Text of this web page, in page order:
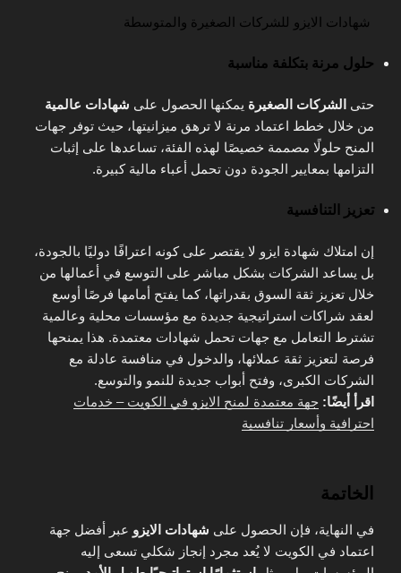
شهادات الايزو للشركات الصغيرة والمتوسطة
حلول مرنة بتكلفة مناسبة
حتى الشركات الصغيرة يمكنها الحصول على شهادات عالمية
من خلال خطط اعتماد مرنة لا ترهق ميزانيتها، حيث توفر جهات
المنح حلولًا مصممة خصيصًا لهذه الفئة، تساعدها على إثبات
التزامها بمعايير الجودة دون تحمل أعباء مالية كبيرة.
تعزيز التنافسية
إن امتلاك شهادة ايزو لا يقتصر على كونه اعترافًا دوليًا بالجودة،
بل يساعد الشركات بشكل مباشر على التوسع في أعمالها من
خلال تعزيز ثقة السوق بقدراتها، كما يفتح أمامها فرصًا أوسع
لعقد شراكات استراتيجية جديدة مع مؤسسات محلية وعالمية
تشترط التعامل مع جهات تحمل شهادات معتمدة. هذا يمنحها
فرصة لتعزيز ثقة عملائها، والدخول في منافسة عادلة مع
الشركات الكبرى، وفتح أبواب جديدة للنمو والتوسع.
اقرأ أيضًا: جهة معتمدة لمنح الايزو في الكويت – خدمات
احترافية وأسعار تنافسية
الخاتمة
في النهاية، فإن الحصول على شهادات الايزو عبر أفضل جهة
اعتماد في الكويت لا يُعد مجرد إنجاز شكلي تسعى إليه